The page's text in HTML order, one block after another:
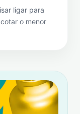
ligar para
o menor